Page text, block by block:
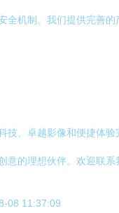
机制。我们提供完善
、卓越影像和便捷体
的理想伙伴。欢迎联系
08 11:37:09